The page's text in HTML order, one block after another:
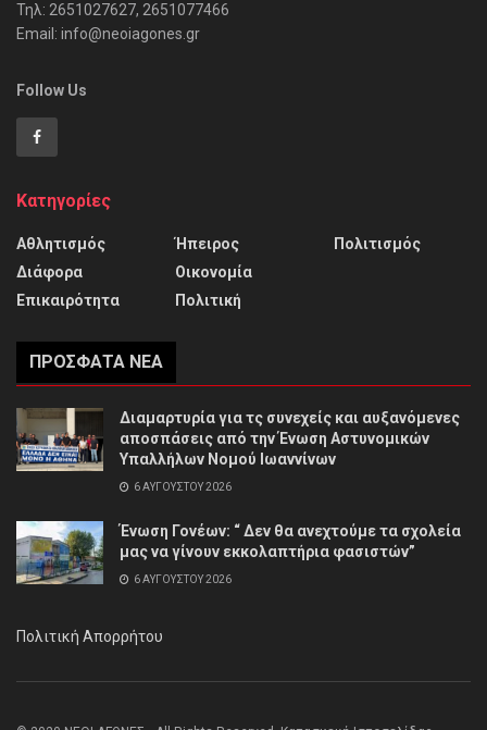
Τηλ: 2651027627, 2651077466
Email: info@neoiagones.gr
Follow Us
Κατηγορίες
Αθλητισμός
Διάφορα
Επικαιρότητα
Ήπειρος
Οικονομία
Πολιτική
Πολιτισμός
ΠΡΌΣΦΑΤΑ ΝΈΑ
Διαμαρτυρία για τς συνεχείς και αυξανόμενες
αποσπάσεις από την Ένωση Αστυνομικών
Υπαλλήλων Νομού Ιωαννίνων
6 ΑΥΓΟΎΣΤΟΥ 2026
Ένωση Γονέων: “ Δεν θα ανεχτούμε τα σχολεία
μας να γίνουν εκκολαπτήρια φασιστών”
6 ΑΥΓΟΎΣΤΟΥ 2026
Πολιτική Απορρήτου